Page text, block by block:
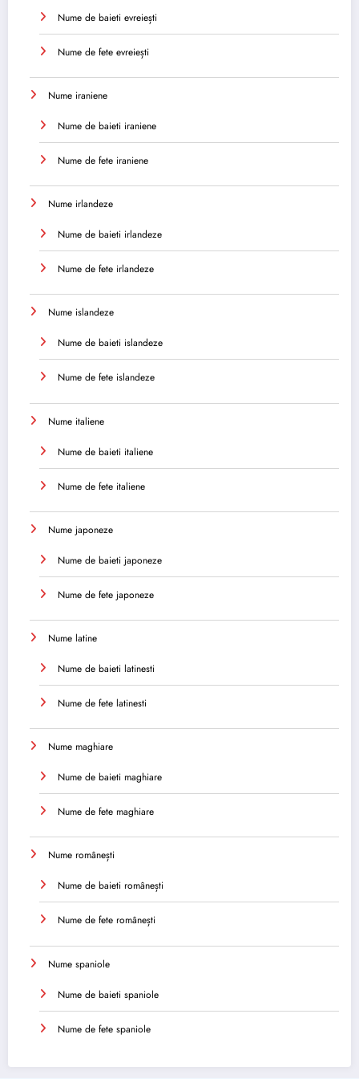
Nume de baieti evreiești
Nume de fete evreiești
Nume iraniene
Nume de baieti iraniene
Nume de fete iraniene
Nume irlandeze
Nume de baieti irlandeze
Nume de fete irlandeze
Nume islandeze
Nume de baieti islandeze
Nume de fete islandeze
Nume italiene
Nume de baieti italiene
Nume de fete italiene
Nume japoneze
Nume de baieti japoneze
Nume de fete japoneze
Nume latine
Nume de baieti latinesti
Nume de fete latinesti
Nume maghiare
Nume de baieti maghiare
Nume de fete maghiare
Nume românești
Nume de baieti românești
Nume de fete românești
Nume spaniole
Nume de baieti spaniole
Nume de fete spaniole